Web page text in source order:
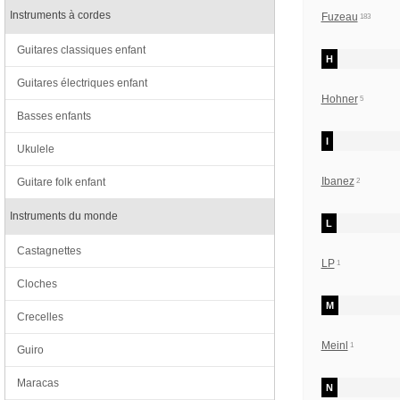
Fuzeau 183
H
Hohner5
I
Ibanez2
L
LP1
M
Meinl 1
N
Instruments à cordes
Guitares classiques enfant
Guitares électriques enfant
Basses enfants
Ukulele
Guitare folk enfant
Instruments du monde
Castagnettes
Cloches
Crecelles
Guiro
Maracas